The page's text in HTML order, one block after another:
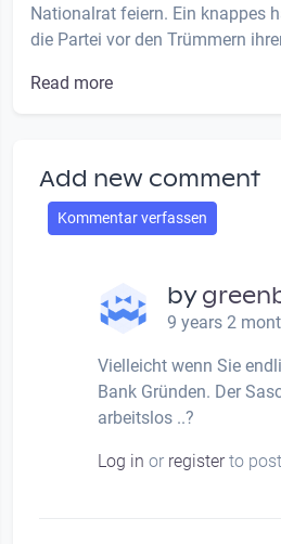
Nationalrat feiern. Ein knappes
die Partei vor den Trümmern
Read more
Add new comment
Kommentar verfassen
by
9 years 2
Vielleicht wenn Sie
Bank Gründen. Der
arbeitslos ..?
Log in or registerto